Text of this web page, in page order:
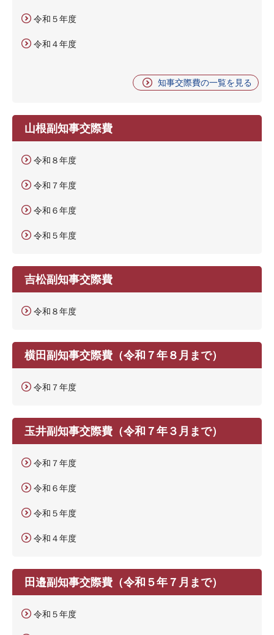
令和５年度
令和４年度
知事交際費の一覧を見る
山根副知事交際費
令和８年度
令和７年度
令和６年度
令和５年度
吉松副知事交際費
令和８年度
横田副知事交際費（令和７年８月まで）
令和７年度
玉井副知事交際費（令和７年３月まで）
令和７年度
令和６年度
令和５年度
令和４年度
田邉副知事交際費（令和５年７月まで）
令和５年度